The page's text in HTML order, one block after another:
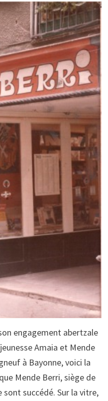
engagement abertzale
Amaia et Mende
à Bayonne, voici la
Mende Berri, siège de
succédé. Sur la vitre,